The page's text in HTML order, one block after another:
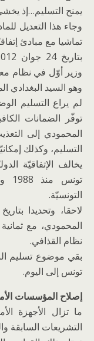
يمنح التسليم…إذ
تماشيا مع مبادئ
وزير أوّل في نظام
وهو السيد البغدادي
لم يراع التسليم
توفّر الضمانات
المحمودي إلى
التسليم، وكذلك
يخالف الإتفاقيّة
التونسيّة.
المحمودي، مع
نظام القذافي.
بقي موضوع تسليم
تونس إلى اليوم.
إصلاح المؤسسات
ما تزال الأجهزة
التشريعات السابقة